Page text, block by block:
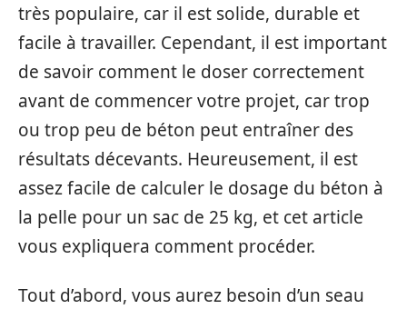
très populaire, car il est solide, durable et
facile à travailler. Cependant, il est important
de savoir comment le doser correctement
avant de commencer votre projet, car trop
ou trop peu de béton peut entraîner des
résultats décevants. Heureusement, il est
assez facile de calculer le dosage du béton à
la pelle pour un sac de 25 kg, et cet article
vous expliquera comment procéder.
Tout d’abord, vous aurez besoin d’un seau